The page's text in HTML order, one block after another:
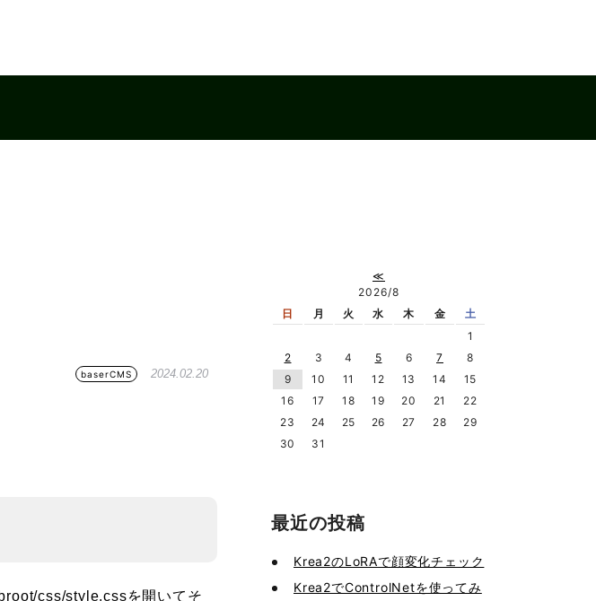
baserCMS 2024.02.20
css/style.cssを開いてそ
≪
2026/8
日
月 火 水 木 金
土
1
2
3 4 5 6 7
8
9
10 11 12 13 14
15
16
17 18 19 20 21
22
23
24 25 26 27 28
29
30
31
最近の投稿
Krea2のLoRAで顔変化チェック
Krea2でControlNetを使ってみ